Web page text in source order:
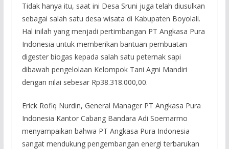
Tidak hanya itu, saat ini Desa Sruni juga telah diusulkan
sebagai salah satu desa wisata di Kabupaten Boyolali.
Hal inilah yang menjadi pertimbangan PT Angkasa Pura
Indonesia untuk memberikan bantuan pembuatan
digester biogas kepada salah satu peternak sapi
dibawah pengelolaan Kelompok Tani Agni Mandiri
dengan nilai sebesar Rp38.318.000,00.
Erick Rofiq Nurdin, General Manager PT Angkasa Pura
Indonesia Kantor Cabang Bandara Adi Soemarmo
menyampaikan bahwa PT Angkasa Pura Indonesia
sangat mendukung pengembangan energi terbarukan